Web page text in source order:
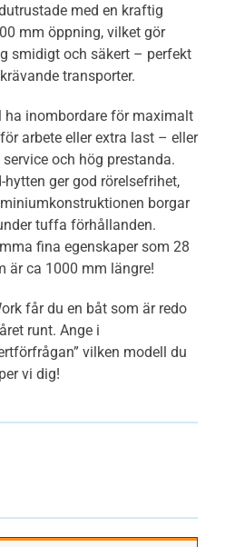
med en kraftig
mm öppning, vilket gör
smidigt och säkert – perfekt
transporter.
ha inombordare för maximalt
arbete eller extra last – eller
och hög prestanda.
ger god rörelsefrihet,
borgar
tuffa förhållanden.
fina egenskaper som 28
är ca 1000 mm längre!
får du en båt som är redo
runt. Ange i
vilken modell du
vi dig!